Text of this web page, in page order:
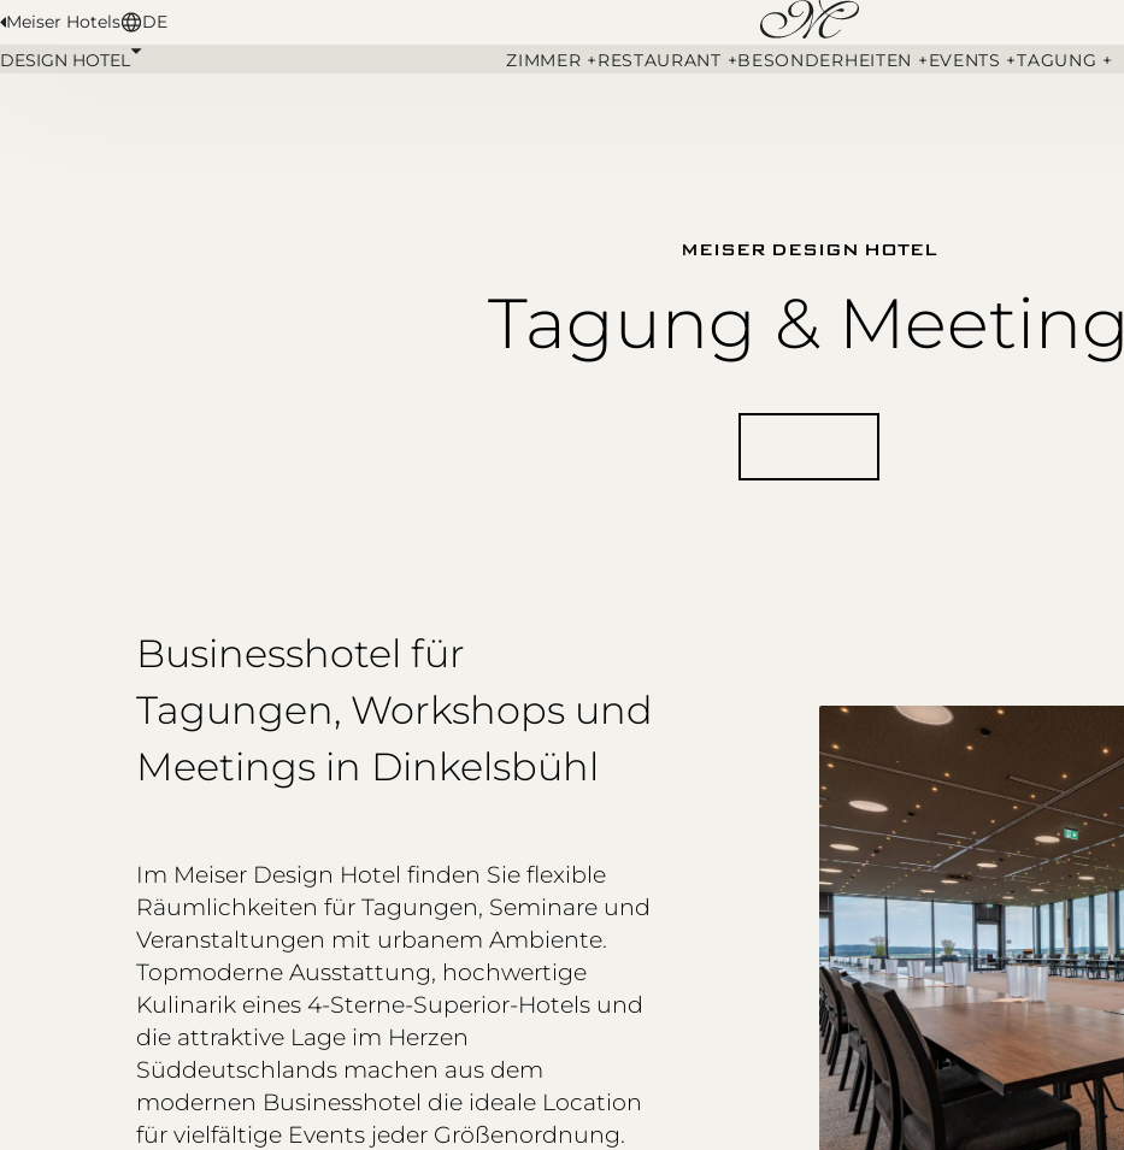
Meiser Hotels DE
DESIGN HOTEL
ZIMMER +RESTAURANT +BESONDERHEITEN +EVENTS +TAGUNG +
MEISER DESIGN HOTEL
Tagung & Meeting
Businesshotel für
Tagungen, Workshops und
Meetings in Dinkelsbühl
Im Meiser Design Hotel finden Sie flexible
Räumlichkeiten für Tagungen, Seminare und
Veranstaltungen mit urbanem Ambiente.
Topmoderne Ausstattung, hochwertige
Kulinarik eines 4-Sterne-Superior-Hotels und
die attraktive Lage im Herzen
Süddeutschlands machen aus dem
modernen Businesshotel die ideale Location
für vielfältige Events jeder Größenordnung.